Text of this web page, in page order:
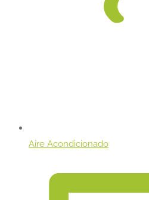
Aire Acondicionado